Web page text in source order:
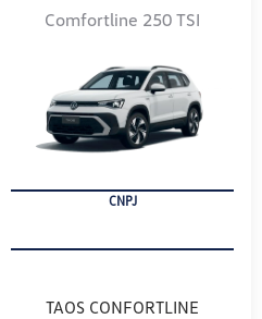
Comfortline 250 TSI
FROTISTA
TAOS CONFORTLINE